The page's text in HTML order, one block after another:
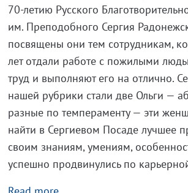
70-летию Русского
им. Преподобного Сергия
посвящены они тем сотрудникам,
лет отдали работе с пожилыми
труд и выполняют его на отлично.
нашей рубрики стали две Ольги —
разные по темпераменту — эти
найти в Сергиевом Посаде лучшее
своим знаниям, умениям,
успешно продвинулись по